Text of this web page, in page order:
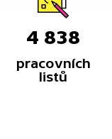
4 838
pracovních
listů